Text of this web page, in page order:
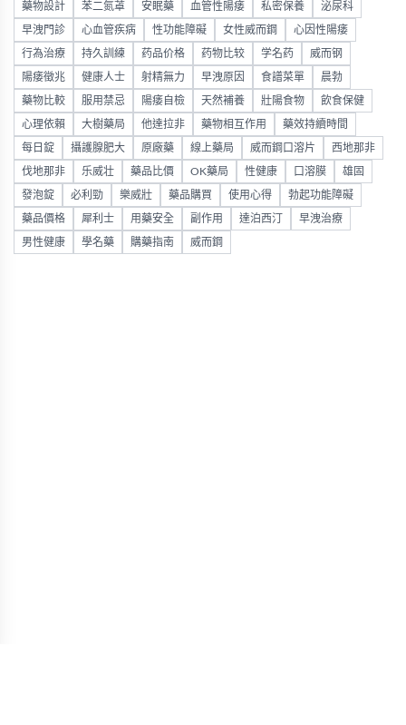
藥物設計 苯二氮䓬 安眠藥 血管性陽痿 私密保養 泌尿科
早洩門診 心血管疾病 性功能障礙 女性威而鋼 心因性陽痿
行為治療 持久訓練 药品价格 药物比较 学名药 威而钢
陽痿徵兆 健康人士 射精無力 早洩原因 食譜菜單 晨勃
藥物比較 服用禁忌 陽痿自檢 天然補養 壯陽食物 飲食保健
心理依賴 大樹藥局 他達拉非 藥物相互作用 藥效持續時間
每日錠 攝護腺肥大 原廠藥 線上藥局 威而鋼口溶片 西地那非
伐地那非 乐威壮 藥品比價 OK藥局 性健康 口溶膜 雄固
發泡錠 必利勁 樂威壯 藥品購買 使用心得 勃起功能障礙
藥品價格 犀利士 用藥安全 副作用 達泊西汀 早洩治療
男性健康 學名藥 購藥指南 威而鋼